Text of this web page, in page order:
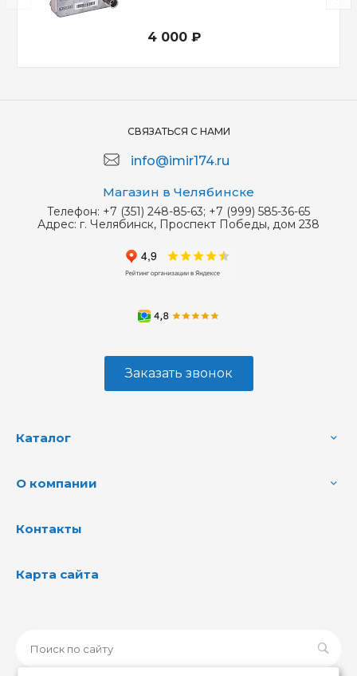
4 000 ₽
СВЯЗАТЬСЯ С НАМИ
info@imir174.ru
Магазин в Челябинске
Телефон: +7 (351) 248-85-63; +7 (999) 585-36-65
Адрес: г. Челябинск, Проспект Победы, дом 238
Заказать звонок
Каталог
О компании
Контакты
Карта сайта